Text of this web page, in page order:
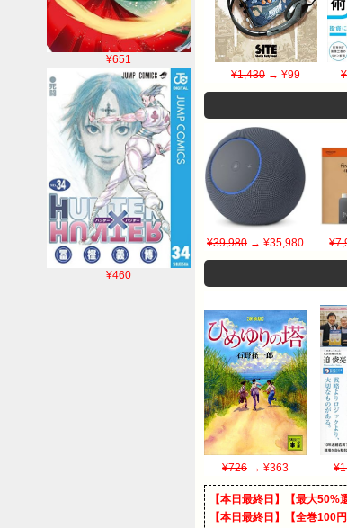
¥651
¥460
¥1,430 → ¥99
¥39,980 → ¥35,980
¥726 → ¥363
【本日最終日】【最大50%
【本日最終日】【全巻100円